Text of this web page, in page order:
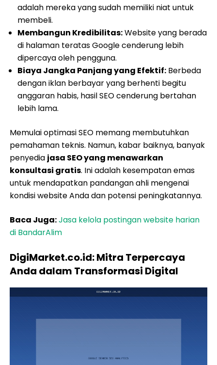
adalah mereka yang sudah memiliki niat untuk
membeli.
Membangun Kredibilitas:Website yang berada
di halaman teratas Google cenderung lebih
dipercaya oleh pengguna.
Biaya Jangka Panjang yang Efektif: Berbeda
dengan iklan berbayar yang berhenti begitu
anggaran habis, hasil SEO cenderung bertahan
lebih lama.
Memulai optimasi SEO memang membutuhkan
pemahaman teknis. Namun, kabar baiknya, banyak
penyedia jasa SEO yang menawarkan
konsultasi gratis. Ini adalah kesempatan emas
untuk mendapatkan pandangan ahli mengenai
kondisi website Anda dan potensi peningkatannya.
Baca Juga:Jasa kelola postingan website harian
di BandarAlim
DigiMarket.co.id: Mitra Terpercaya
Anda dalam Transformasi Digital